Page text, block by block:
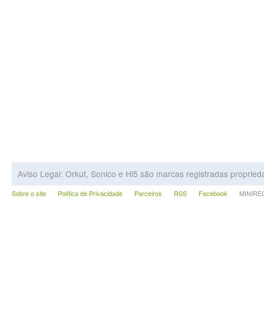
Aviso Legal: Orkut, Sonico e Hi5 são marcas registradas
Sobre o site Política de Privacidade Parceiros RSS Facebook